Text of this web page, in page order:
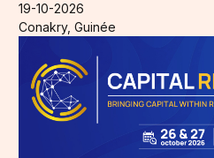
19-10-2026
Conakry, Guinée